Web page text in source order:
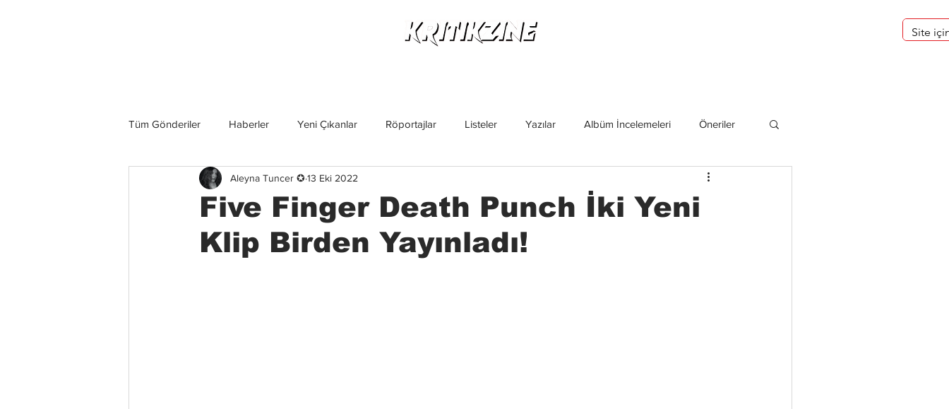
Tüm Gönderiler Haberler Yeni Çıkanlar Röportajlar Listeler Yazılar Albüm İncelemeleri Öneriler
Grup İncelemeleri Konserler İncelemeler
Five Finger Death Punch İki Yeni
Klip Birden Yayınladı!
Aleyna Tuncer ✪ 13 Eki 2022